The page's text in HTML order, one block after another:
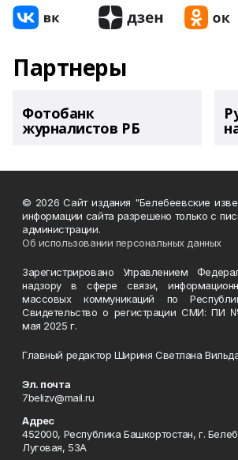
Партнеры
Фотобанк
журналистов РБ
© 2026 Сайт издания "Белебеевские
информации сайта разрешено только с
администрации.
Об использовании персональных данных
Зарегистрировано Управлением
надзору в сфере связи,
массовых коммуникаций по
Свидетельство о регистрации СМИ: ПИ
мая 2025 г.
Главный редактор Шириня Светлана
Эл. почта
7belizv@mail.ru
Адрес
452000, Республика Башкортостан, г.
Луговая, 53А